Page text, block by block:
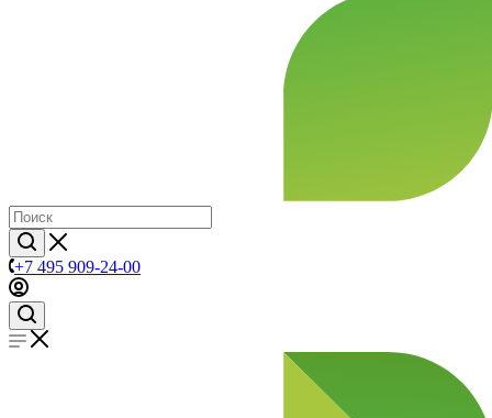
+7 495 909-24-00